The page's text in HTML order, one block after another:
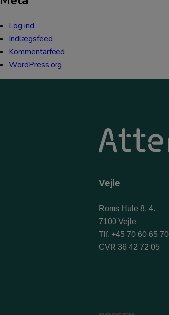
Log ind
Indlægsfeed
Kommentarfeed
WordPress.org
Vejle
Roms Hule 8, 4.
7100 Vejle
Tlf.+45 70 60 65 70
CVR 36 42 72 05